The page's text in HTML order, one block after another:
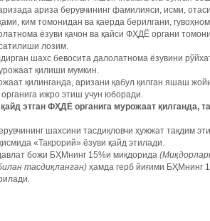
ариза берувчининг фамилияси, исми,
ким томонидан ва қаерда берилгани,
ёзуви қачон ва қайси ФҲДЁ органи
лозим.
шахс бевосита далолатнома ёзувини
қилиши мумкин.
қилинганда, аризани қабул қилган яшаш
ижро этиш учун юборади.
этган ФҲДЁ органига мурожаат қилганда,
шахсини тасдиқловчи ҳужжат тақдим
«Такрорий» ёзуви қайд этилади.
божи БҲМнинг 15%и миқдорида
тасдиқланган) ҳамда герб йиғими БҲМнинг
.